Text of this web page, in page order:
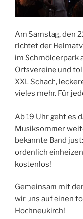
Am Samstag, den
richtet der
im Schmölderpark
Ortsvereine und
XXL Schach,
vieles mehr. Für
Ab 19 Uhr geht es
Musiksommer
bekannte Band
ordenlich
kostenlos!
Gemeinsam mit
wir uns auf einen
Hochneukirch!